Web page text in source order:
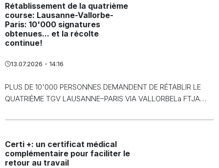
Rétablissement de la quatrième
course: Lausanne-Vallorbe-
Paris: 10'000 signatures
obtenues... et la récolte
continue!
13.07.2026 - 14:16
PLUS DE 10'000 PERSONNES DEMANDENT DE RÉTABLIR LE
QUATRIÈME TGV LAUSANNE–PARIS VIA VALLORBELa FTJA…
Certi +: un certificat médical
complémentaire pour faciliter le
retour au travail